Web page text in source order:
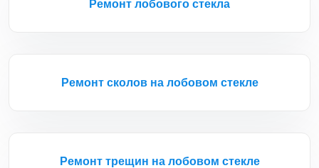
Ремонт лобового стекла
Ремонт сколов на лобовом стекле
Ремонт трещин на лобовом стекле